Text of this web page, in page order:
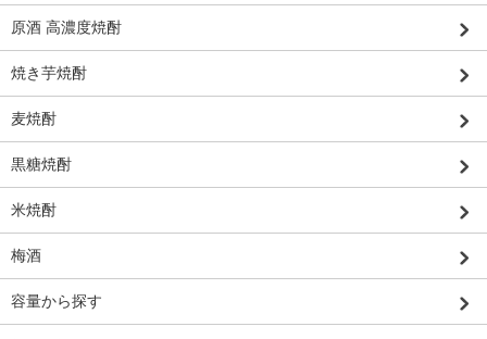
原酒 高濃度焼酎
焼き芋焼酎
麦焼酎
黒糖焼酎
米焼酎
梅酒
容量から探す